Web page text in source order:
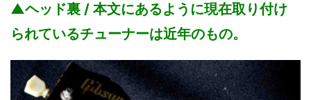
▲ヘッド裏 / 本文にあるように現在取り付け
られているチューナーは近年のもの。